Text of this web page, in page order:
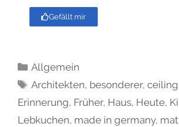
Gefällt mir
Allgemein
Architekten, besonderer,ceiling
Erinnerung, Früher, Haus, Heute,
Lebkuchen, made in germany,